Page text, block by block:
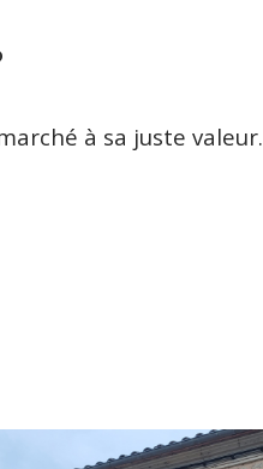
à sa juste valeur.